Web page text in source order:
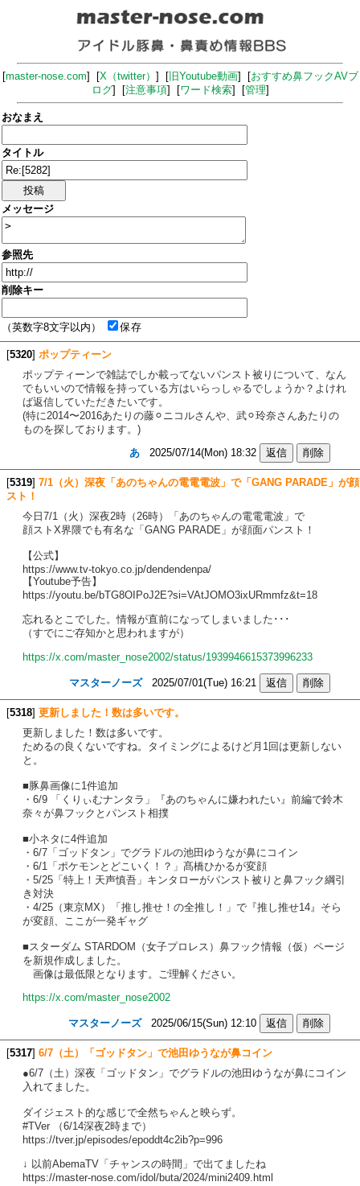
[master-nose.com] [X（twitter） ] [旧Youtube動画] [おすすめ鼻フックAVブ
ログ] [注意事項] [ワード検索] [管理]
おなまえ
タイトル
メッセージ
参照先
削除キー
（英数字8文字以内） 保存
[5320] ポップティーン
ポップティーンで雑誌でしか載ってないパンスト被りについて、なん
でもいいので情報を持っている方はいらっしゃるでしょうか？よけれ
ば返信していただきたいです。
(特に2014〜2016あたりの藤⚪︎ニコルさんや、武⚪︎玲奈さんあたりの
ものを探しております。)
あ 2025/07/14(Mon) 18:32
[5319] 7/1（火）深夜「あのちゃんの電電電波」で「GANG PARADE」が顔
スト！
今日7/1（火）深夜2時（26時）「あのちゃんの電電電波」で
顔ストX界隈でも有名な「GANG PARADE」が顔面パンスト！
【公式】
https://www.tv-tokyo.co.jp/dendendenpa/
【Youtube予告】
https://youtu.be/bTG8OIPoJ2E?si=VAtJOMO3ixURmmfz&t=18
忘れるとこでした。情報が直前になってしまいました･･･
（すでにご存知かと思われますが）
https://x.com/master_nose2002/status/1939946615373996233
マスターノーズ2025/07/01(Tue) 16:21
[5318] 更新しました！数は多いです。
更新しました！数は多いです。
ためるの良くないですね。タイミングによるけど月1回は更新しない
と。
■豚鼻画像に1件追加
・6/9 「くりぃむナンタラ」『あのちゃんに嫌われたい』前編で鈴木
奈々が鼻フックとパンスト相撲
■小ネタに4件追加
・6/7「ゴッドタン」でグラドルの池田ゆうなが鼻にコイン
・6/1「ポケモンとどこいく！？」髙橋ひかるが変顔
・5/25「特上！天声慎吾」キンタローがパンスト被りと鼻フック綱引
き対決
・4/25（東京MX）「推し推せ！の全推し！」で『推し推せ14』そら
が変顔、ここが一発ギャグ
■スターダム STARDOM（女子プロレス）鼻フック情報（仮）ページ
を新規作成しました。
画像は最低限となります。ご理解ください。
https://x.com/master_nose2002
マスターノーズ2025/06/15(Sun) 12:10
[5317] 6/7（土）「ゴッドタン」で池田ゆうなが鼻コイン
●6/7（土）深夜「ゴッドタン」でグラドルの池田ゆうなが鼻にコイン
入れてました。
ダイジェスト的な感じで全然ちゃんと映らず。
#TVer （6/14深夜2時まで）
https://tver.jp/episodes/epoddt4c2ib?p=996
↓ 以前AbemaTV「チャンスの時間」で出てましたね
https://master-nose.com/idol/buta/2024/mini2409.html